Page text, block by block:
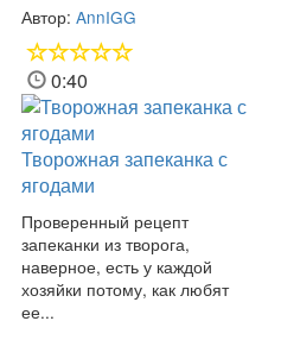
Автор: AnnIGG
0:40
Творожная запеканка с
ягодами
Проверенный рецепт
запеканки из творога,
наверное, есть у каждой
хозяйки потому, как любят
ее...